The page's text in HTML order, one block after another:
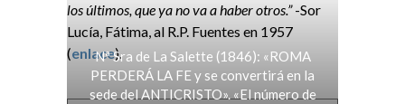
los últimos, que ya no va a haber otros.”-Sor
Lucía, Fátima, al R.P. Fuentes en 1957
(enlace).
Nª Sra de La Salette (1846): «ROMA
PERDERÁ LA FE y se convertirá en la
sede del ANTICRISTO». «El número de